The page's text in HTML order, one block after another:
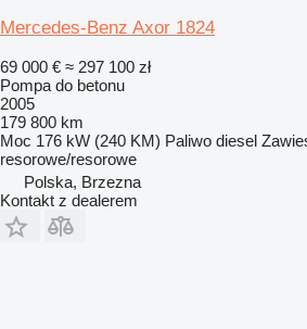
Mercedes-Benz Axor 1824
69 000 € ≈ 297 100 zł
Pompa do betonu
2005
179 800 km
Moc 176 kW (240 KM) Paliwo diesel
resorowe/resorowe
Polska, Brzezna
Kontakt z dealerem